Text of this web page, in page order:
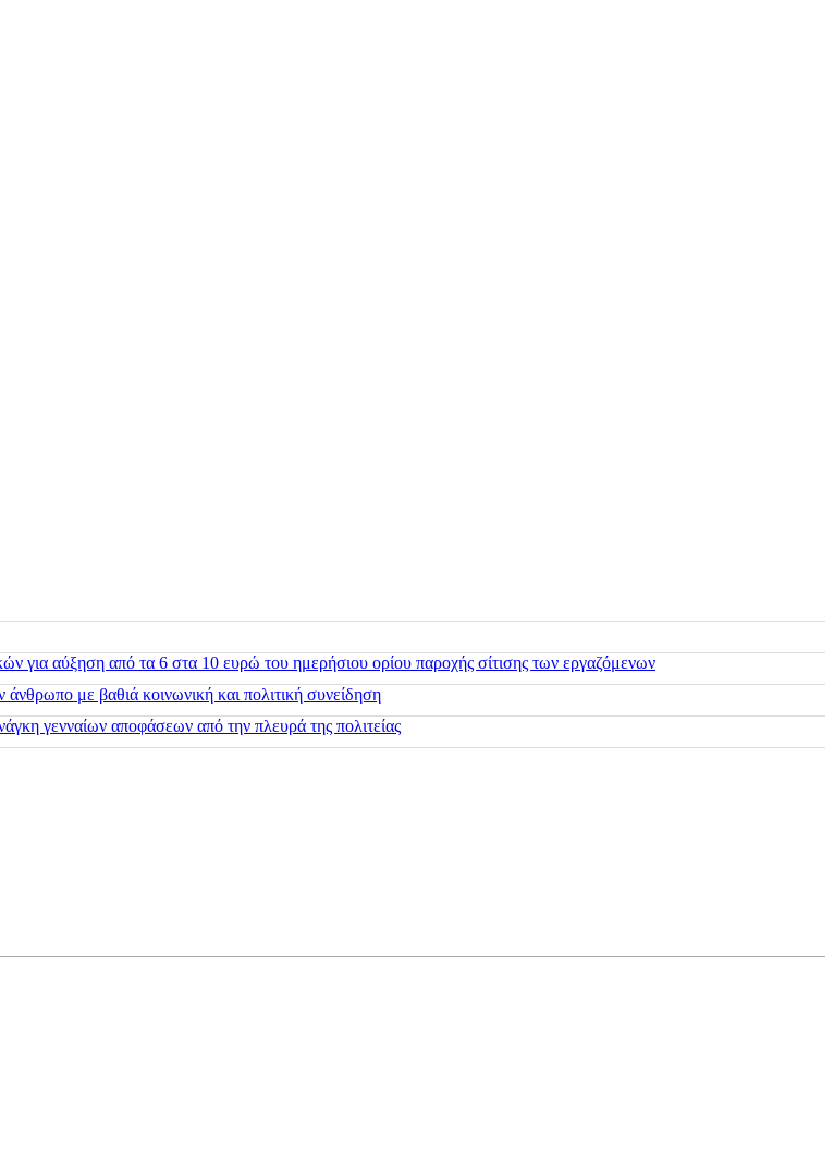
για αύξηση από τα 6 στα 10 ευρώ του ημερήσιου ορίου παροχής σίτισης των εργαζόμενων
με βαθιά κοινωνική και πολιτική συνείδηση
γενναίων αποφάσεων από την πλευρά της πολιτείας